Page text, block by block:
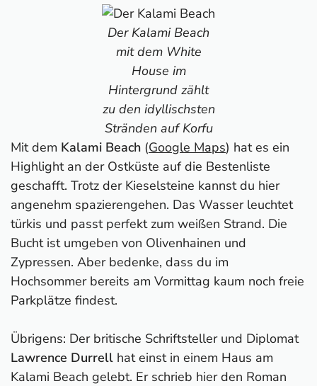
Der Kalami Beach
mit dem White
House im
Hintergrund zählt
zu den idyllischsten
Stränden auf Korfu
Mit dem Kalami Beach (Google Maps) hat es ein
Highlight an der Ostküste auf die Bestenliste
geschafft. Trotz der Kieselsteine kannst du hier
angenehm spazierengehen. Das Wasser leuchtet
türkis und passt perfekt zum weißen Strand. Die
Bucht ist umgeben von Olivenhainen und
Zypressen. Aber bedenke, dass du im
Hochsommer bereits am Vormittag kaum noch freie
Parkplätze findest.
Übrigens: Der britische Schriftsteller und Diplomat
Lawrence Durrell hat einst in einem Haus am
Kalami Beach gelebt. Er schrieb hier den Roman